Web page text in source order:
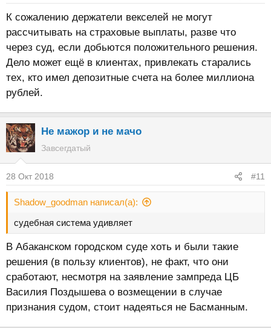
К сожалению держатели векселей не могут
рассчитывать на страховые выплаты, разве что
через суд, если добьются положительного решения.
Дело может ещё в клиентах, привлекать старались
тех, кто имел депозитные счета на более миллиона
рублей.
Не мажор и не мачо
Завсегдатый
28 Окт 2018 #11
Shadow_goodman написал(а):
судебная система удивляет
В Абаканском городском суде хоть и были такие
решения (в пользу клиентов), не факт, что они
сработают, несмотря на заявление зампреда ЦБ
Василия Поздышева о возмещении в случае
признания судом, стоит надеяться не Басманным.